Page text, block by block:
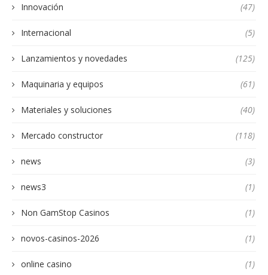
Innovación (47)
Internacional (5)
Lanzamientos y novedades (125)
Maquinaria y equipos (61)
Materiales y soluciones (40)
Mercado constructor (118)
news (3)
news3 (1)
Non GamStop Casinos (1)
novos-casinos-2026 (1)
online casino (1)